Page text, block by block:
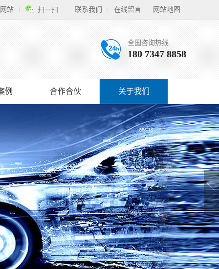
联系我们 在线留言 网站地图
站 扫一扫
全国咨询热线
180 7347 8858
例 合作合伙 关于我们